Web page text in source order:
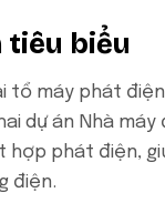
tiêu biểu
tổ máy phát
dự án Nhà máy
phát điện,
điện.